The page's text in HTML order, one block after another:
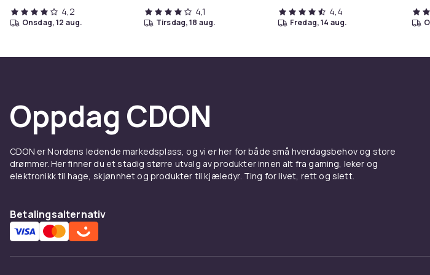
4,2
onsdag, 12 aug.
4,1
tirsdag, 18 aug.
4,4
fredag, 14 aug.
Oppdag CDON
CDON er Nordens ledende markedsplass, og vi er her for både små hverdagsbehov og store
drømmer. Her finner du et stadig større utvalg av produkter innen alt fra gaming, leker og
elektronikk til hage, skjønnhet og produkter til kjæledyr. Ting for livet, rett og slett.
Betalingsalternativ